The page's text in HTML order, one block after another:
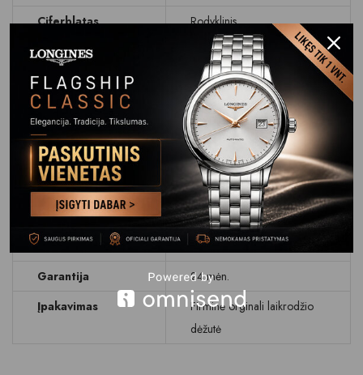
Ciferblatas
Rodyklinis
Ciferblato Spalva
Antracitas
Stikliukas
Safyrinis
Data
Dienos rodymas
Atsparumas
Vandeniui
WR 50 M (5 BAR)
Apyrankė Dirželis
Odinis dirželis
Užsegimas
Su gamintojo logotipu
Garantija
24 mėn.
Įpakavimas
Firminė orginali laikrodžio
dėžutė